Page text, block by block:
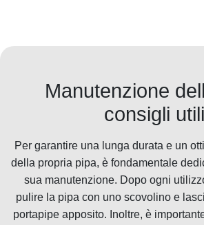
Manutenzione
consigli utili
Per garantire una lunga durata e un
della propria pipa, è fondamentale
sua manutenzione. Dopo ogni
pulire la pipa con uno scovolino e
portapipe apposito. Inoltre, è